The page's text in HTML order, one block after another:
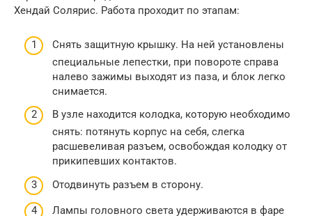
Хендай Солярис. Работа проходит по этапам:
Снять защитную крышку. На ней установлены
специальные лепестки, при повороте справа
налево зажимы выходят из паза, и блок легко
снимается.
В узле находится колодка, которую необходимо
снять: потянуть корпус на себя, слегка
расшевеливая разъем, освобождая колодку от
прикипевших контактов.
Отодвинуть разъем в сторону.
Лампы головного света удерживаются в фаре